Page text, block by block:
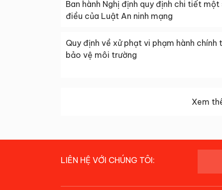
Ban hành Nghị định quy định chi tiết một
điều của Luật An ninh mạng
Quy định về xử phạt vi phạm hành chính
bảo vệ môi trường
Xem
LIÊN HỆ VỚI CHÚNG TÔI: